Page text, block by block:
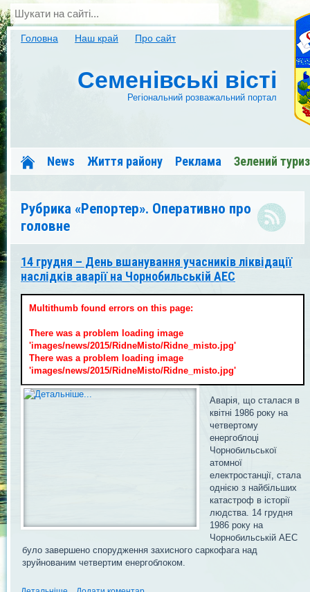
Головна Наш край Про сайт
Семенівські вісті
Регіональний розважальний портал
News Життя району Реклама
Зелений
Рубрика «Репортер». Оперативно про
головне
14 грудня – День вшанування учасників ліквідації
наслідків аварії на Чорнобильській АЕС
Multithumb found errors on this page:
There was a problem loading image
'images/news/2015/RidneMisto/Ridne_misto.jpg'
There was a problem loading image
'images/news/2015/RidneMisto/Ridne_misto.jpg'
Аварія, що сталася в
квітні 1986 року на
четвертому
енергоблоці
Чорнобильської
атомної
електростанції, стала
однією з найбільших
катастроф в історії
людства. 14 грудня
1986 року на
Чорнобильській АЕС
було завершено спорудження захисного саркофага над
зруйнованим четвертим енергоблоком.